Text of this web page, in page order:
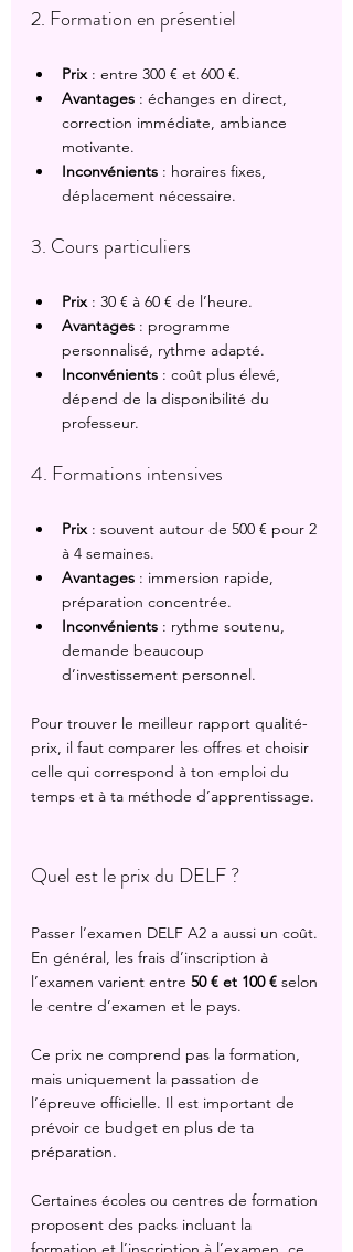
2. Formation en présentiel
Prix : entre 300 € et 600 €.
Avantages : échanges en direct,
correction immédiate, ambiance
motivante.
Inconvénients : horaires fixes,
déplacement nécessaire.
3. Cours particuliers
Prix : 30 € à 60 € de l’heure.
Avantages : programme
personnalisé, rythme adapté.
Inconvénients : coût plus élevé,
dépend de la disponibilité du
professeur.
4. Formations intensives
Prix : souvent autour de 500 € pour 2
à 4 semaines.
Avantages : immersion rapide,
préparation concentrée.
Inconvénients : rythme soutenu,
demande beaucoup
d’investissement personnel.
Pour trouver le meilleur rapport qualité-
prix, il faut comparer les offres et choisir
celle qui correspond à ton emploi du
temps et à ta méthode d’apprentissage.
Quel est le prix du DELF ?
Passer l’examen DELF A2 a aussi un coût.
En général, les frais d’inscription à
l’examen varient entre 50 € et 100 € selon
le centre d’examen et le pays.
Ce prix ne comprend pas la formation,
mais uniquement la passation de
l’épreuve officielle. Il est important de
prévoir ce budget en plus de ta
préparation.
Certaines écoles ou centres de formation
proposent des packs incluant la